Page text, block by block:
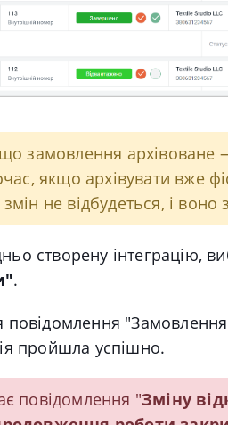
замовлення
якщо архівувати вже
не відбудеться, і
створену інтеграцію,
.
повідомлення
пройшла успішно.
повідомлення "Зміну